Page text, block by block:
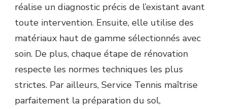
réalise un diagnostic précis de l’existant avant
toute intervention. Ensuite, elle utilise des
matériaux haut de gamme sélectionnés avec
soin. De plus, chaque étape de rénovation
respecte les normes techniques les plus
strictes. Par ailleurs, Service Tennis maîtrise
parfaitement la préparation du sol,